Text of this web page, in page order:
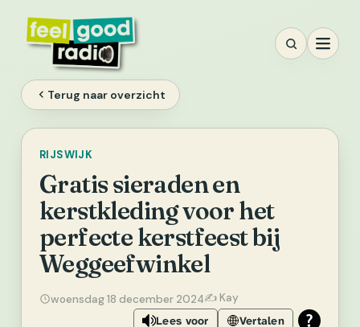
inhoud
Terug naar overzicht
RIJSWIJK
Gratis sieraden en
kerstkleding voor het
perfecte kerstfeest bij
Weggeefwinkel
woensdag 18 december 2024✍️ Kay
Lees voor Vertalen